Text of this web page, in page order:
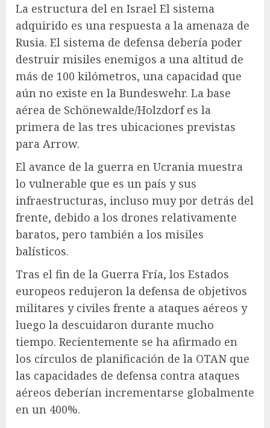
La estructura del en Israel El sistema
adquirido es una respuesta a la amenaza de
Rusia. El sistema de defensa debería poder
destruir misiles enemigos a una altitud de
más de 100 kilómetros, una capacidad que
aún no existe en la Bundeswehr. La base
aérea de Schönewalde/Holzdorf es la
primera de las tres ubicaciones previstas
para Arrow.
El avance de la guerra en Ucrania muestra
lo vulnerable que es un país y sus
infraestructuras, incluso muy por detrás del
frente, debido a los drones relativamente
baratos, pero también a los misiles
balísticos.
Tras el fin de la Guerra Fría, los Estados
europeos redujeron la defensa de objetivos
militares y civiles frente a ataques aéreos y
luego la descuidaron durante mucho
tiempo. Recientemente se ha afirmado en
los círculos de planificación de la OTAN que
las capacidades de defensa contra ataques
aéreos deberían incrementarse globalmente
en un 400%.